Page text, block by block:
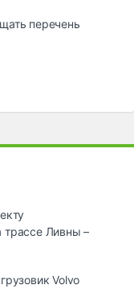
перечень
трассе Ливны –
Volvo